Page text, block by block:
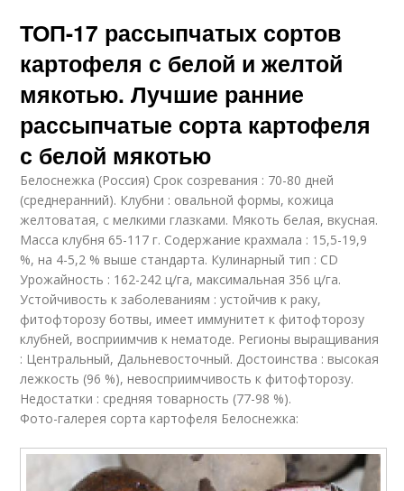
ТОП-17 рассыпчатых сортов
картофеля с белой и желтой
мякотью. Лучшие ранние
рассыпчатые сорта картофеля
с белой мякотью
Белоснежка (Россия) Срок созревания : 70-80 дней
(среднеранний). Клубни : овальной формы, кожица
желтоватая, с мелкими глазками. Мякоть белая, вкусная.
Масса клубня 65-117 г. Содержание крахмала : 15,5-19,9
%, на 4-5,2 % выше стандарта. Кулинарный тип : CD
Урожайность : 162-242 ц/га, максимальная 356 ц/га.
Устойчивость к заболеваниям : устойчив к раку,
фитофторозу ботвы, имеет иммунитет к фитофторозу
клубней, восприимчив к нематоде. Регионы выращивания
: Центральный, Дальневосточный. Достоинства : высокая
лежкость (96 %), невосприимчивость к фитофторозу.
Недостатки : средняя товарность (77-98 %).
Фото-галерея сорта картофеля Белоснежка: